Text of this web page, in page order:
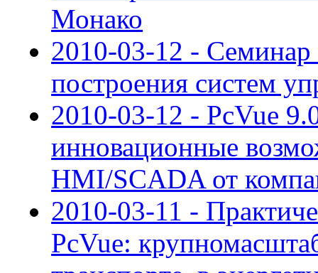
Монако
2010-03-12 - Семинар
построения систем
2010-03-12 - PcVue
инновационные
HMI/SCADA от
2010-03-11 -
PcVue: